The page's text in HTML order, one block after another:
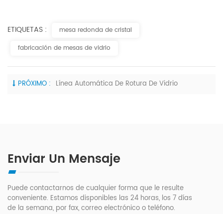
ETIQUETAS :
mesa redonda de cristal
fabricación de mesas de vidrio
PRÓXIMO : Línea Automática De Rotura De Vidrio
Enviar Un Mensaje
Puede contactarnos de cualquier forma que le resulte
conveniente. Estamos disponibles las 24 horas, los 7 días
de la semana, por fax, correo electrónico o teléfono.